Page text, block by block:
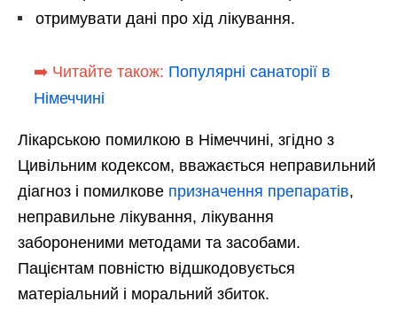
отримувати дані про хід лікування.
➡️ Читайте також: Популярні санаторії в
Німеччині
Лікарською помилкою в Німеччині, згідно з
Цивільним кодексом, вважається неправильний
діагноз і помилкове призначення препаратів,
неправильне лікування, лікування
забороненими методами та засобами.
Пацієнтам повністю відшкодовується
матеріальний і моральний збиток.